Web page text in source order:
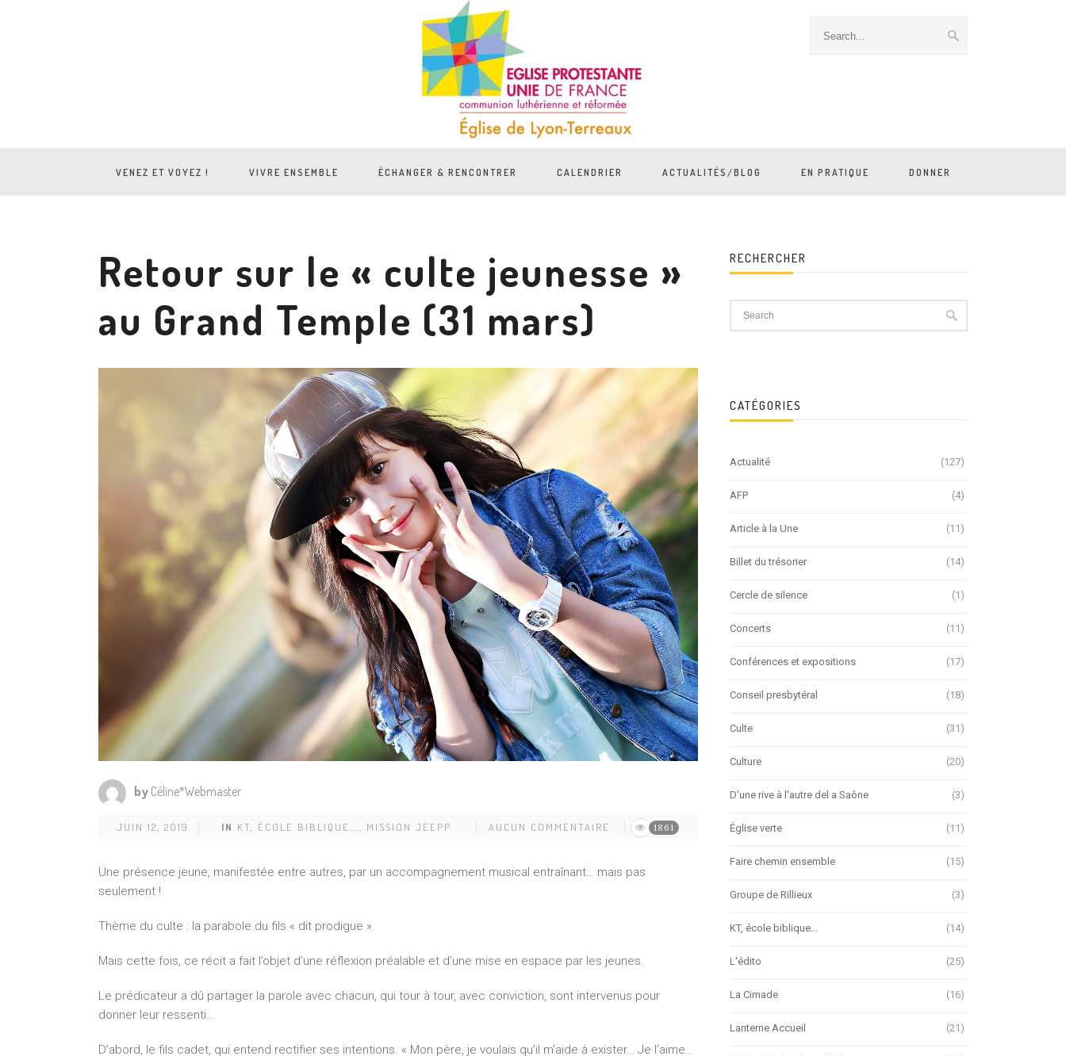
VENEZ ET VOYEZ ! VIVRE ENSEMBLE ÉCHANGER & RENCONTRER CALENDRIER ACTUALITÉS/BLOG EN PRATIQUE DONNER
Retour sur le « culte jeunesse »
au Grand Temple (31 mars)
by Céline*Webmaster
JUIN 12, 2019 IN KT, ÉCOLE BIBLIQUE... MISSION JEEPP AUCUN COMMENTAIRE 1861
Une présence jeune, manifestée entre autres, par un accompagnement musical entraînant… mais pas
seulement !
Thème du culte : la parabole du fils « dit prodigue ».
Mais cette fois, ce récit a fait l’objet d’une réflexion préalable et d’une mise en espace par les jeunes.
Le prédicateur a dû partager la parole avec chacun, qui tour à tour, avec conviction, sont intervenus pour
donner leur ressenti…
D’abord, le fils cadet, qui entend rectifier ses intentions. « Mon père, je voulais qu’il m’aide à exister… Je l’aime…
RECHERCHER
CATÉGORIES
Actualité (127)
AFP (4)
Article à la Une (11)
Billet du trésorier (14)
Cercle de silence (1)
Concerts (11)
Conférences et expositions (17)
Conseil presbytéral (18)
Culte (31)
Culture (20)
D'une rive à l'autre del a Saône (3)
Église verte (11)
Faire chemin ensemble (15)
Groupe de Rillieux (3)
KT, école biblique… (14)
L'édito (25)
La Cimade (16)
Lanterne Accueil (21)